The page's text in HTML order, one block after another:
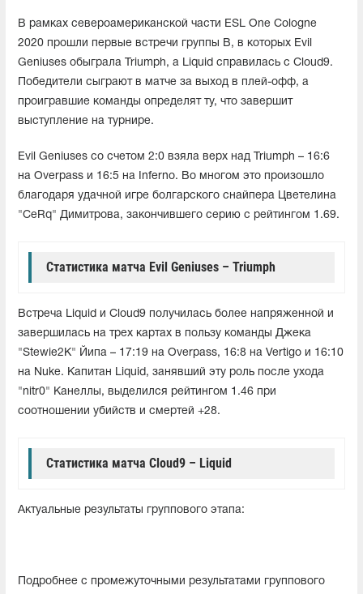
В рамках североамериканской части ESL One Cologne
2020 прошли первые встречи группы B, в которых Evil
Geniuses обыграла Triumph, а Liquid справилась с Cloud9.
Победители сыграют в матче за выход в плей-офф, а
проигравшие команды определят ту, что завершит
выступление на турнире.
Evil Geniuses со счетом 2:0 взяла верх над Triumph – 16:6
на Overpass и 16:5 на Inferno. Во многом это произошло
благодаря удачной игре болгарского снайпера Цветелина
"CeRq" Димитрова, закончившего серию с рейтингом 1.69.
Статистика матча Evil Geniuses – Triumph
Встреча Liquid и Cloud9 получилась более напряженной и
завершилась на трех картах в пользу команды Джека
"Stewie2K" Йипа – 17:19 на Overpass, 16:8 на Vertigo и 16:10
на Nuke. Капитан Liquid, занявший эту роль после ухода
"nitr0" Канеллы, выделился рейтингом 1.46 при
соотношении убийств и смертей +28.
Статистика матча Cloud9 – Liquid
Актуальные результаты группового этапа:
Подробнее с промежуточными результатами группового